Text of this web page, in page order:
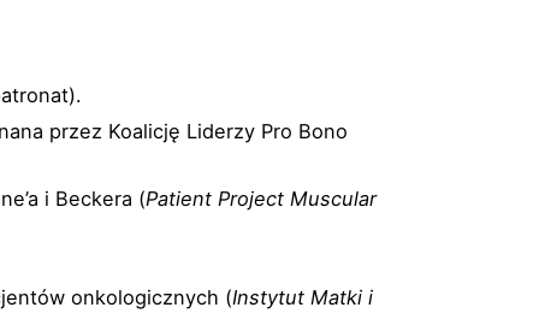
przez Koalicję Liderzy Pro Bono
i Beckera (Patient Project Muscular
onkologicznych (Instytut Matki i